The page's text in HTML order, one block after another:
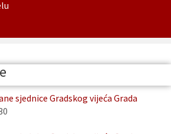
sjednice Gradskog vijeća Grada